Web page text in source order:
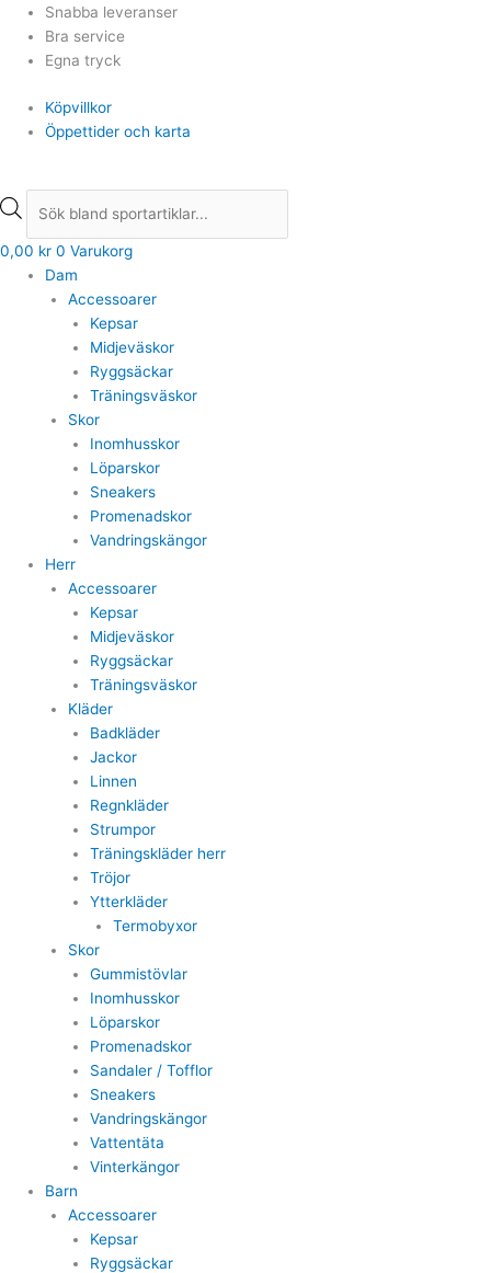
Hoppa
innehåll
Snabba leveranser
Bra service
Egna tryck
Köpvillkor
Öppettider och karta
Products
search
0,00 kr 0 Varukorg
Dam
Accessoarer
Kepsar
Midjeväskor
Ryggsäckar
Träningsväskor
Skor
Inomhusskor
Löparskor
Sneakers
Promenadskor
Vandringskängor
Herr
Accessoarer
Kepsar
Midjeväskor
Ryggsäckar
Träningsväskor
Kläder
Badkläder
Jackor
Linnen
Regnkläder
Strumpor
Träningskläder herr
Tröjor
Ytterkläder
Termobyxor
Skor
Gummistövlar
Inomhusskor
Löparskor
Promenadskor
Sandaler / Tofflor
Sneakers
Vandringskängor
Vattentäta
Vinterkängor
Barn
Accessoarer
Kepsar
Ryggsäckar
Products
search